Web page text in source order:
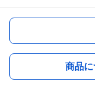
商品